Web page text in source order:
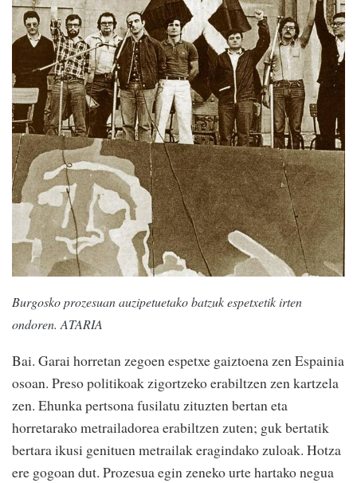
Burgosko prozesuan auzipetuetako batzuk espetxetik irten
ondoren. ATARIA
Bai. Garai horretan zegoen espetxe gaiztoena zen Espainia
osoan. Preso politikoak zigortzeko erabiltzen zen kartzela
zen. Ehunka pertsona fusilatu zituzten bertan eta
horretarako metrailadorea erabiltzen zuten; guk bertatik
bertara ikusi genituen metrailak eragindako zuloak. Hotza
ere gogoan dut. Prozesua egin zeneko urte hartako negua